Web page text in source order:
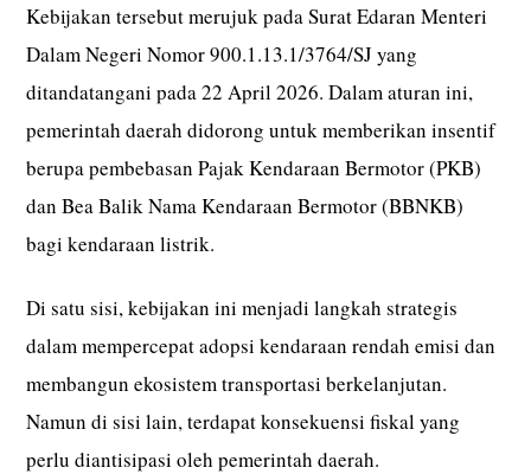
Kebijakan tersebut merujuk pada Surat Edaran Menteri
Dalam Negeri Nomor 900.1.13.1/3764/SJ yang
ditandatangani pada 22 April 2026. Dalam aturan ini,
pemerintah daerah didorong untuk memberikan insentif
berupa pembebasan Pajak Kendaraan Bermotor (PKB)
dan Bea Balik Nama Kendaraan Bermotor (BBNKB)
bagi kendaraan listrik.
Di satu sisi, kebijakan ini menjadi langkah strategis
dalam mempercepat adopsi kendaraan rendah emisi dan
membangun ekosistem transportasi berkelanjutan.
Namun di sisi lain, terdapat konsekuensi fiskal yang
perlu diantisipasi oleh pemerintah daerah.